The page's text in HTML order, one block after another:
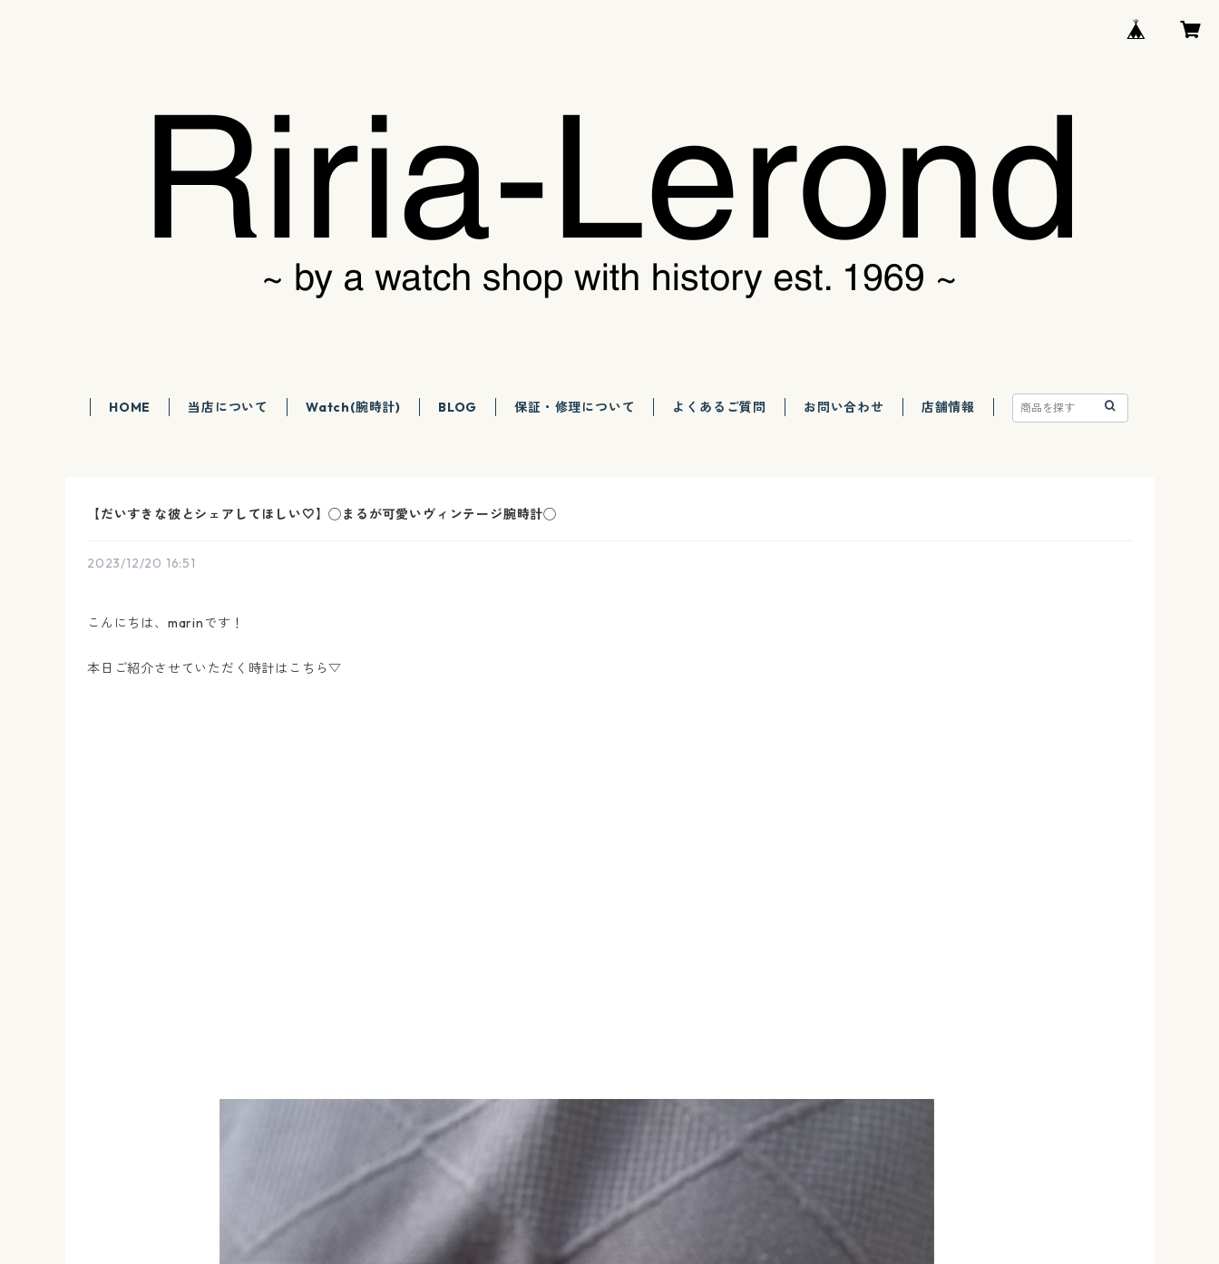
HOME 当店について Watch(腕時計) BLOG 保証・修理について よくあるご質問 お問い合わせ 店舗情報
【だいすきな彼とシェアしてほしい🤍】◯まるが可愛いヴィンテージ腕時計◯
2023/12/20 16:51
こんにちは、marinです！
本日ご紹介させていただく時計はこちら▽